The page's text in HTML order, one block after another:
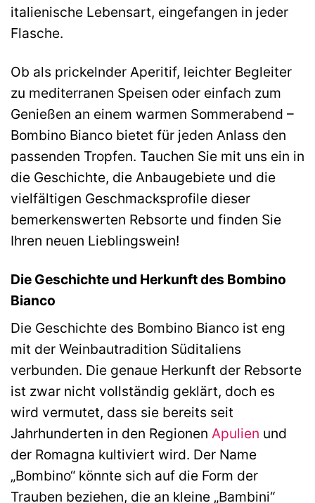
italienische Lebensart, eingefangen in jeder
Flasche.
Ob als prickelnder Aperitif, leichter Begleiter
zu mediterranen Speisen oder einfach zum
Genießen an einem warmen Sommerabend –
Bombino Bianco bietet für jeden Anlass den
passenden Tropfen. Tauchen Sie mit uns ein in
die Geschichte, die Anbaugebiete und die
vielfältigen Geschmacksprofile dieser
bemerkenswerten Rebsorte und finden Sie
Ihren neuen Lieblingswein!
Die Geschichte und Herkunft des Bombino
Bianco
Die Geschichte des Bombino Bianco ist eng
mit der Weinbautradition Süditaliens
verbunden. Die genaue Herkunft der Rebsorte
ist zwar nicht vollständig geklärt, doch es
wird vermutet, dass sie bereits seit
Jahrhunderten in den Regionen Apulien und
der Romagna kultiviert wird. Der Name
„Bombino“ könnte sich auf die Form der
Trauben beziehen, die an kleine „Bambini“